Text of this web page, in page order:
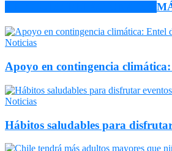
Noticias
Apoyo en contingencia
Noticias
Hábitos saludables para